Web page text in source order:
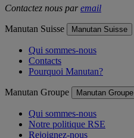
Contactez nous paremail
Manutan Suisse Manutan Suisse
Qui sommes-nous
Contacts
Pourquoi Manutan?
Manutan Groupe Manutan Groupe
Qui sommes-nous
Notre politique RSE
Rejoignez-nous